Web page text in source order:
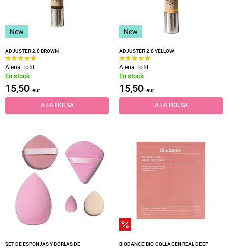
New
ADJUSTER 2.0 BROWN
Alena Tofil
En stock
15,50 eur
A LA BOLSA
New
ADJUSTER 2.0 YELLOW
Alena Tofil
En stock
15,50 eur
A LA BOLSA
SET DE ESPONJAS Y BORLAS DE
BIODANCE BIO-COLLAGEN REAL DEEP